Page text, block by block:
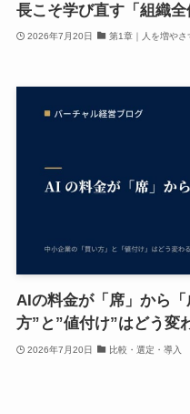
長こそ学び直す「組織
2026年7月20日 第1章｜人を増やさ
AIの料金が「席」から
方”と”値付け”はどう変
2026年7月20日 比較・選定・導入